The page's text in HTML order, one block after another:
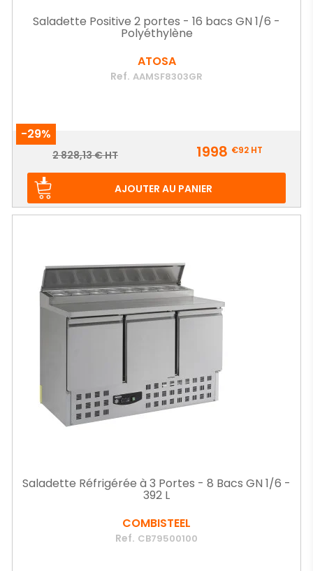
Saladette Positive 2 portes - 16 bacs GN 1/6 -
Polyéthylène
ATOSA
Ref. AAMSF8303GR
-29%
Prix
Prix
2 828,13 € HT 1998 €92HT
AJOUTER AU PANIER
Saladette Réfrigérée à 3 Portes - 8 Bacs GN 1/6 -
392 L
COMBISTEEL
Ref. CB79500100